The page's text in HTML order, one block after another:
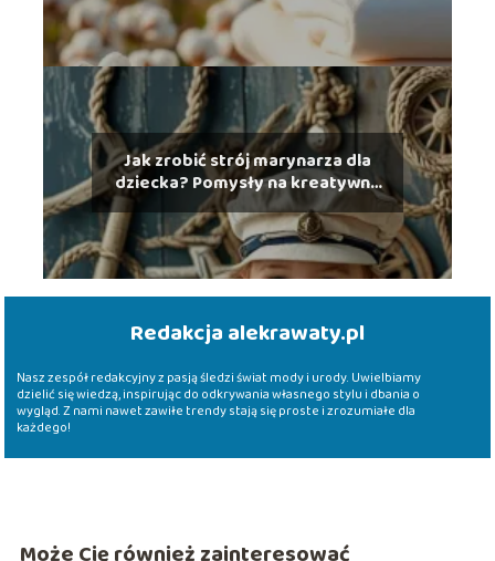
Jak zrobić strój marynarza dla
dziecka? Pomysły na kreatywne
kostiumy
Redakcja alekrawaty.pl
Nasz zespół redakcyjny z pasją śledzi świat mody i urody. Uwielbiamy
dzielić się wiedzą, inspirując do odkrywania własnego stylu i dbania o
wygląd. Z nami nawet zawiłe trendy stają się proste i zrozumiałe dla
każdego!